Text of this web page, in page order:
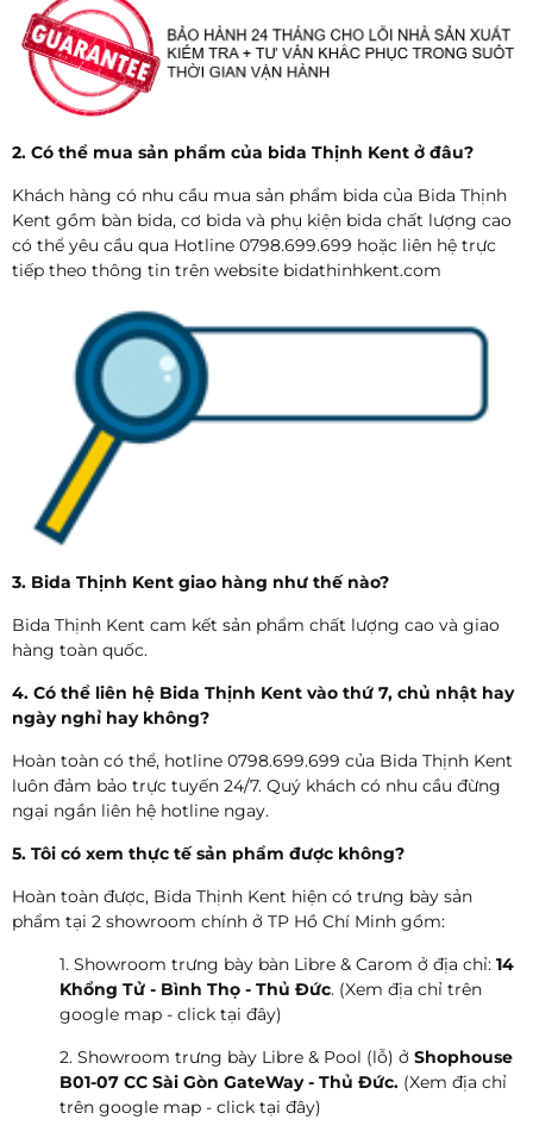
2. Có thể mua sản phẩm của bida Thịnh Kent ở đâu?
Khách hàng có nhu cầu mua sản phẩm bida của Bida Thịnh
Kent gồm bàn bida, cơ bida và phụ kiện bida chất lượng cao
có thể yêu cầu qua Hotline 0798.699.699 hoặc liên hệ trực
tiếp theo thông tin trên website bidathinhkent.com
3. Bida Thịnh Kent giao hàng như thế nào?
Bida Thịnh Kent cam kết sản phẩm chất lượng cao và giao
hàng toàn quốc.
4. Có thể liên hệ Bida Thịnh Kent vào thứ 7, chủ nhật hay
ngày nghỉ hay không?
Hoàn toàn có thể, hotline 0798.699.699 của Bida Thịnh Kent
luôn đảm bảo trực tuyến 24/7. Quý khách có nhu cầu đừng
ngại ngần liên hệ hotline ngay.
5. Tôi có xem thực tế sản phẩm được không?
Hoàn toàn được, Bida Thịnh Kent hiện có trưng bày sản
phẩm tại 2 showroom chính ở TP Hồ Chí Minh gồm:
1. Showroom trưng bày bàn Libre & Carom ở địa chỉ: 14
Khổng Tử - Bình Thọ - Thủ Đức. (Xem địa chỉ trên
google map - click tại đây)
2. Showroom trưng bày Libre & Pool (lỗ) ở Shophouse
B01-07 CC Sài Gòn GateWay - Thủ Đức. (Xem địa chỉ
trên google map - click tại đây)